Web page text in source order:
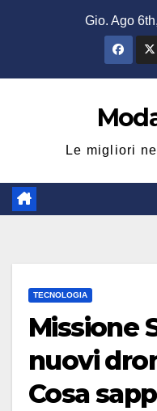
Gio. Ago
Le migliori
TECNOLOGIA
Missione
nuovi
Cosa